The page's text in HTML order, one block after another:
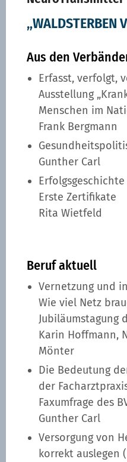
„WALDSTERBEN
Aus den
Erfasst, verfolgt,
Ausstellung
Menschen im
Frank Bergmann
Gunther Carl
Erfolgsgeschichte
Erste Zertifikate
Rita Wietfeld
Beruf aktuell
Vernetzung und
Wie viel Netz
Jubiläumstagung
Karin Hoffmann,
Mönter
Die Bedeutung
der
Faxumfrage des
Gunther Carl
Versorgung von
korrekt auslegen